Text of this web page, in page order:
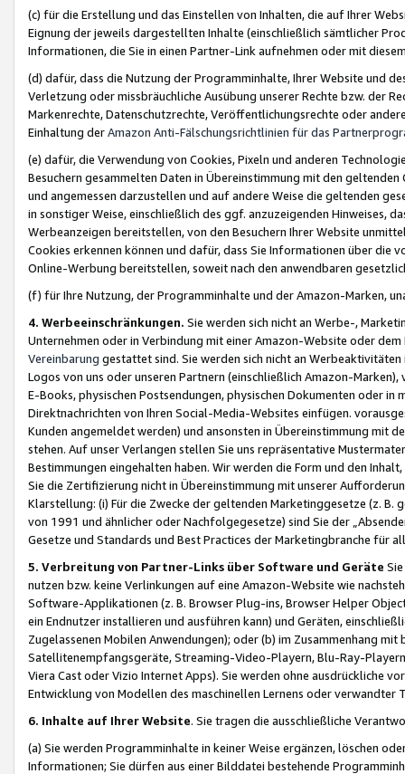
(c) für die Erstellung und das Einstellen von Inhalten, die auf Ihrer
Eignung der jeweils dargestellten Inhalte (einschließlich sämtlicher
Informationen, die Sie in einen Partner-Link aufnehmen oder mit
(d) dafür, dass die Nutzung der Programminhalte, Ihrer Website und
Verletzung oder missbräuchliche Ausübung unserer Rechte bzw. der
Markenrechte, Datenschutzrechte, Veröffentlichungsrechte oder
Einhaltung derAmazon Anti-Fälschungsrichtlinien für das
(e) dafür, die Verwendung von Cookies, Pixeln und anderen
Besuchern gesammelten Daten in Übereinstimmung mit den
und angemessen darzustellen und auf andere Weise die geltenden
in sonstiger Weise, einschließlich des ggf. anzuzeigenden Hinweises,
Werbeanzeigen bereitstellen, von den Besuchern Ihrer Website
Cookies erkennen können und dafür, dass Sie Informationen über die
Online-Werbung bereitstellen, soweit nach den anwendbaren
(f) für Ihre Nutzung, der Programminhalte und der Amazon-Marken,
4. Werbeeinschränkungen. Sie werden sich nicht an Werbe-,
Unternehmen oder in Verbindung mit einer Amazon-Website oder
Vereinbarung gestattet sind. Sie werden sich nicht an
Logos von uns oder unseren Partnern (einschließlich Amazon-
E-Books, physischen Postsendungen, physischen Dokumenten oder in
Direktnachrichten von Ihren Social-Media-Websites einfügen.
Kunden angemeldet werden) und ansonsten in Übereinstimmung mit
stehen. Auf unser Verlangen stellen Sie uns repräsentative
Bestimmungen eingehalten haben. Wir werden die Form und den
Sie die Zertifizierung nicht in Übereinstimmung mit unserer
Klarstellung: (i) Für die Zwecke der geltenden Marketinggesetze (z. B.
von 1991 und ähnlicher oder Nachfolgegesetze) sind Sie der
Gesetze und Standards und Best Practices der Marketingbranche für
5. Verbreitung von Partner-Links über Software und Geräte
nutzen bzw. keine Verlinkungen auf eine Amazon-Website wie
Software-Applikationen (z. B. Browser Plug-ins, Browser Helper
ein Endnutzer installieren und ausführen kann) und Geräten,
Zugelassenen Mobilen Anwendungen); oder (b) im Zusammenhang
Satellitenempfangsgeräte, Streaming-Video-Playern, Blu-Ray-
Viera Cast oder Vizio Internet Apps). Sie werden ohne ausdrückliche
Entwicklung von Modellen des maschinellen Lernens oder
6. Inhalte auf Ihrer Website. Sie tragen die ausschließliche
(a) Sie werden Programminhalte in keiner Weise ergänzen, löschen
Informationen; Sie dürfen aus einer Bilddatei bestehende